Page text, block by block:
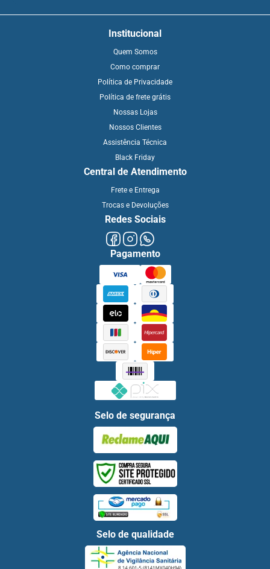
Institucional
Quem Somos
Como comprar
Política de Privacidade
Política de frete grátis
Nossas Lojas
Nossos Clientes
Assistência Técnica
Black Friday
Central de Atendimento
Frete e Entrega
Trocas e Devoluções
Redes Sociais
Pagamento
Selo de segurança
Selo de qualidade